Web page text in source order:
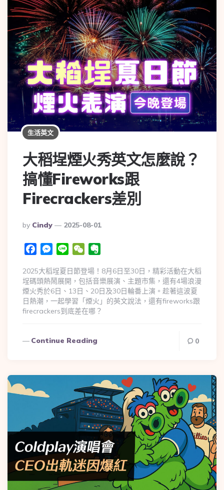
生活英文
大稻埕煙火秀英文怎麼說？
搞懂Fireworks跟
Firecrackers差別
By Cindy 2025-08-01
FacebookMessenger
Line WeChat
2025大稻埕夏日節登場！8月6日至30日，精彩活動在大稻
埕碼頭熱鬧展開，包括音樂展演、主題市集，還有4場浪漫
煙火秀於6日、13日、20日及30日輪番上演。趁著這波夏
日熱潮，一起學習「煙火」的英文說法，還有fireworks跟
firecrackers到底差在哪？
Continue Reading 0